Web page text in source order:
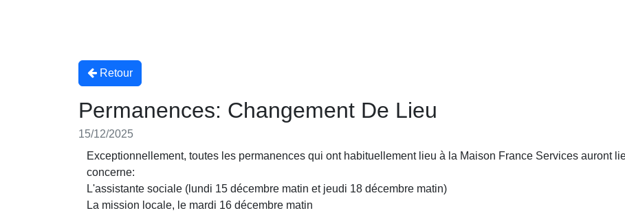
Retour
Permanences: Changement De Lieu
15/12/2025
Exceptionnellement, toutes les permanences qui ont habituellement lieu à la Maison France Services auront
concerne:
L'assistante sociale (lundi 15 décembre matin et jeudi 18 décembre matin)
La mission locale, le mardi 16 décembre matin